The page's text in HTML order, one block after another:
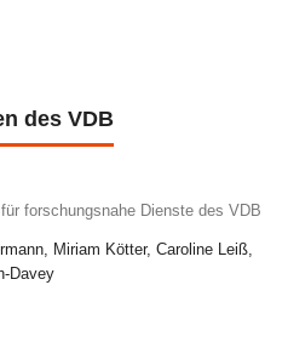
des VDB
forschungsnahe Dienste des VDB
Miriam Kötter, Caroline Leiß,
Davey